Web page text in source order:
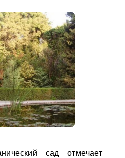
сад отмечает